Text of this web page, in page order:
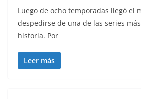
Luego de ocho temporadas llegó el
despedirse de una de las series
historia. Por
Leer más